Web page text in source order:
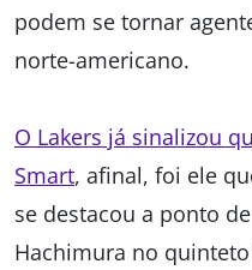
podem se tornar
norte-americano.
O Lakers já sinalizou
Smart, afinal, foi ele
se destacou a ponto
Hachimura no